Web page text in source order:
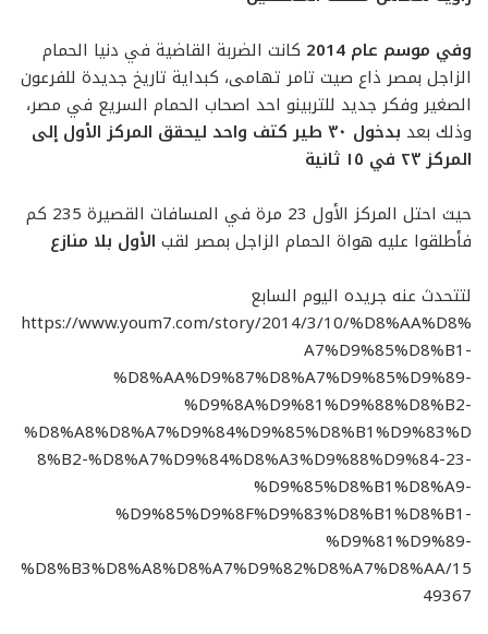
وفي موسم عام 2014
كانت الضربة القاضية في دنيا الحمام
الزاجل بمصر ذاع صيت تامر تهامى، كبداية تاريخ جديدة للفرعون
الصغير وفكر جديد للتربينو احد اصحاب الحمام السريع في مصر،
وذلك بعد
بدخول ٣٠ طير كتف واحد ليحقق المركز الأول إلى
المركز ٢٣ في ١٥ ثانية
حيث احتل المركز الأول 23 مرة في المسافات القصيرة 235 كم
فأطلقوا عليه هواة الحمام الزاجل بمصر لقب الأول بلا منازع
لتتحدث عنه جريده اليوم السابع
https://www.youm7.com/story/2014/3/10/%D8%AA%D8%
A7%D9%85%D8%B1-
%D8%AA%D9%87%D8%A7%D9%85%D9%89-
%D9%8A%D9%81%D9%88%D8%B2-
%D8%A8%D8%A7%D9%84%D9%85%D8%B1%D9%83%D
8%B2-%D8%A7%D9%84%D8%A3%D9%88%D9%84-23-
%D9%85%D8%B1%D8%A9-
%D9%85%D9%8F%D9%83%D8%B1%D8%B1-
%D9%81%D9%89-
%D8%B3%D8%A8%D8%A7%D9%82%D8%A7%D8%AA/15
49367